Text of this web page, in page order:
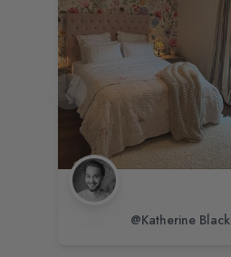
@Katherine Black